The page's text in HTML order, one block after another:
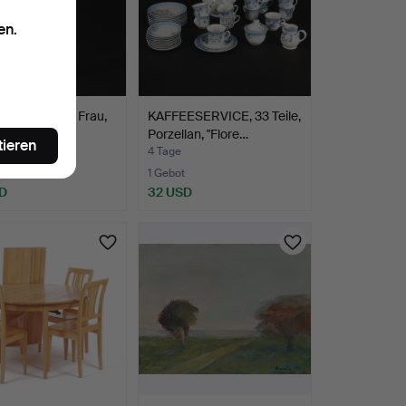
tanzende Frau,
glasiert…
KAFFEESERVICE, 33 Teile,
Porzellan, "Flore…
4 Tage
1 Gebot
32 USD